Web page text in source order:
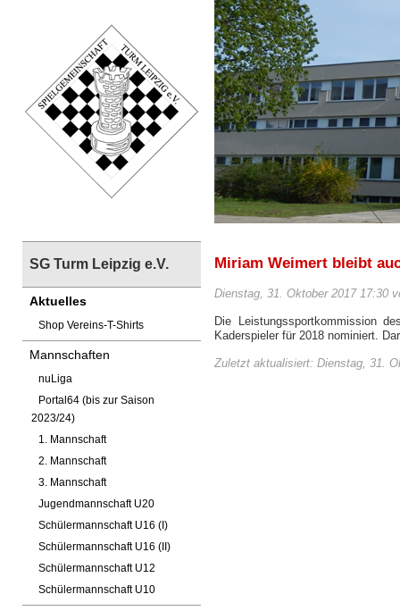
SG Turm Leipzig e.V.
Aktuelles
Shop Vereins-T-Shirts
Mannschaften
nuLiga
Portal64 (bis zur Saison
2023/24)
1. Mannschaft
2. Mannschaft
3. Mannschaft
Jugendmannschaft U20
Schülermannschaft U16 (I)
Schülermannschaft U16 (II)
Schülermannschaft U12
Schülermannschaft U10
Miriam Weimert bleibt
Dienstag, 31. Oktober 2017 17:30
Die Leistungssportkommission
Kaderspieler für 2018 nominiert.
Zuletzt aktualisiert: Dienstag, 31.